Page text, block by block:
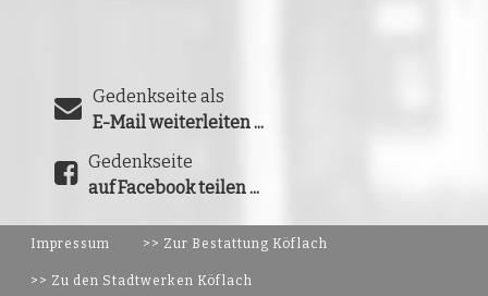
Gedenkseite als
E-Mail weiterleiten ...
Gedenkseite
auf Facebook teilen ...
Impressum >> Zur Bestattung Köflach
>> Zu den Stadtwerken Köflach